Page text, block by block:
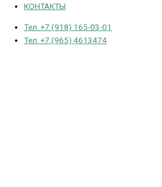
КОНТАКТЫ
Тел. +7 (918) 165-03-01
Тел. +7 (965) 4613474